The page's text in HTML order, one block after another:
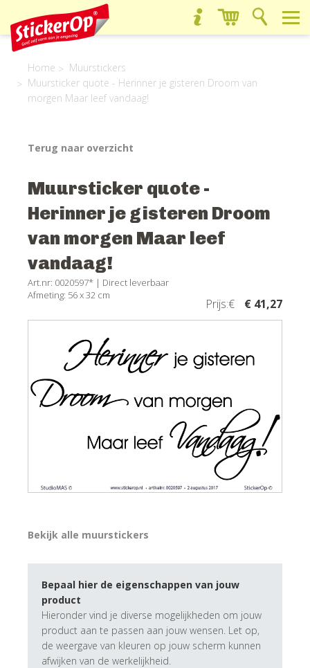
Home
Muurstickers
Muursticker quote - Herinner je gisteren Droom van
morgen Maar leef vandaag!
Terug naar overzicht
Muursticker quote -
Herinner je gisteren Droom
van morgen Maar leef
vandaag!
Art.nr: 0020597* | Direct leverbaar
Afmeting: 56 x 32 cm
Prijs:€ € 41,27
Bekijk alle muurstickers
Bepaal hier de eigenschappen van jouw
product
Hieronder vind je diverse mogelijkheden om jouw
product aan te passen aan jouw wensen. Let op,
de weergave van kleuren op jouw scherm kunnen
afwijken van de werkelijkheid.